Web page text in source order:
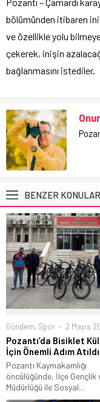
bölümünden itibaren
ve özellikle yolu
çekerek, inişin
bağlanmasını istediler.
BENZER KONULAR
Gündem, Spor 2 Mayıs
Pozantı’da Bisiklet
İçin Önemli Adım Atıldı
Pozantı Kaymakamlığı
öncülüğünde, İlçe Gençlik
Müdürlüğü ile Sosyal...